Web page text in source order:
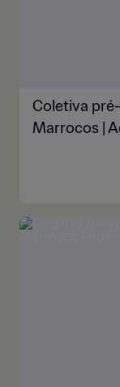
Coletiva
Marrocos |